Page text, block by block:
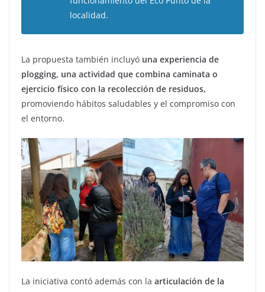
localidad.
La propuesta también incluyó una experiencia de
plogging, una actividad que combina caminata o
ejercicio físico con la recolección de residuos,
promoviendo hábitos saludables y el compromiso con
el entorno.
La iniciativa contó además con la articulación de la